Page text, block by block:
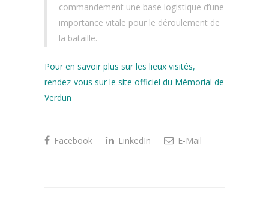
commandement une base logistique d’une
importance vitale pour le déroulement de
la bataille.
Pour en savoir plus sur les lieux visités,
rendez-vous sur le site officiel du Mémorial de
Verdun
Facebook LinkedIn E-Mail